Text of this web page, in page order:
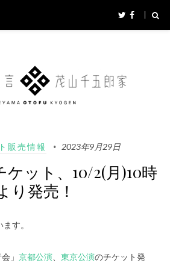
販売情報 2023年9月29日
ケット、10/2(月)10時
り発売！
す。
」 京都公演、 東京公演のチケット発